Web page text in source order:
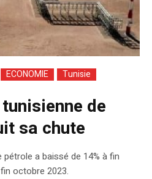
ECONOMIE Tunisie
de
sa chute
a baissé de 14% à fin
octobre 2023.